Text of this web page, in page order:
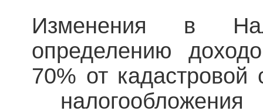
Изменения в
определению
70% от кадастровой